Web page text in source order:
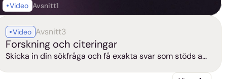
Video Avsnitt1
Kom igång med Noxtua
Se video
Video Avsnitt3
Forskning och citeringar
Skicka in din sökfråga och få exakta svar som stöds av